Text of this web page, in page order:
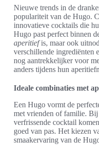
Nieuwe trends in de
populariteit van de Hugo.
innovatieve cocktails die
Hugo past perfect binnen
aperitiefis, maar ook
verschillende ingrediënten
nog aantrekkelijker voor
anders tijdens hun
Ideale combinaties met
Een Hugo vormt de
met vrienden of familie. Bij
verfrissende cocktail
goed van pas. Het kiezen
smaakervaring van de